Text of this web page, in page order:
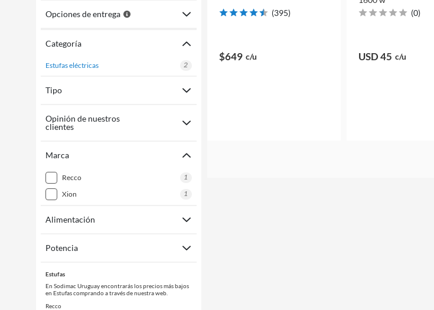
Opciones de entrega
Categoría
estufas eléctricas 2
Tipo
Opinión de nuestros
clientes
Marca
recco
1
xion
1
Alimentación
Potencia
Estufas
En Sodimac Uruguay encontrarás los precios más bajos
en Estufas comprando a través de nuestra web.
Recco
(395)
$649 c/u
(0)
USD 45 c/u